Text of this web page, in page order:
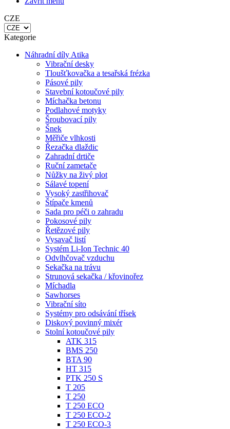
Náhradní díly Atika
Pásové pily
Stavební kotoučové pily
Míchačka betonu
Podlahové motyky
Šroubovací pily
Šnek
Měřiče vlhkosti
Řezačka dlaždic
Zahradní drtiče
Ruční zametače
Nůžky na živý plot
Sálavé topení
Vysoký zastřihovač
Štípače kmenů
Sada pro péči o zahradu
Pokosové pily
Řetězové pily
Vysavač listí
Systém Li-Ion Technic 40
Odvlhčovač vzduchu
Sekačka na trávu
Strunová sekačka / křovinořez
Míchadla
Sawhorses
Vibrační síto
Systémy pro odsávání třísek
Diskový povinný mixér
Stolní kotoučové pily
ATK 315
BMS 250
BTA 90
HT 315
PTK 250 S
T 205
T 250
T 250 ECO
T 250 ECO-2
T 250 ECO-3
T 250 N
T 250 N-2
T 250 N-3